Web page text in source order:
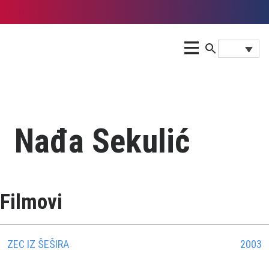
Nađa Sekulić
Filmovi
ZEC IZ ŠEŠIRA 2003